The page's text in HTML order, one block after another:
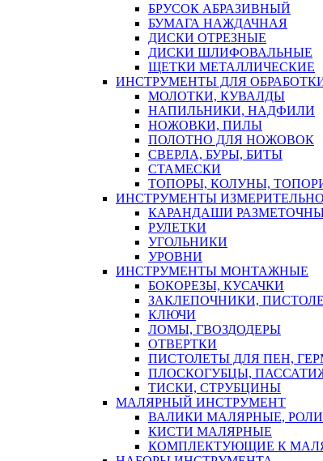
БРУСОК АБРАЗИВНЫЙ
БУМАГА НАЖДАЧНАЯ
ДИСКИ ОТРЕЗНЫЕ
ДИСКИ ШЛИФОВАЛЬНЫЕ
ЩЕТКИ МЕТАЛЛИЧЕСКИЕ
ИНСТРУМЕНТЫ ДЛЯ
МОЛОТКИ, КУВАЛДЫ
НАПИЛЬНИКИ, НАДФИЛИ
НОЖОВКИ, ПИЛЫ
ПОЛОТНО ДЛЯ НОЖОВОК
СВЕРЛА, БУРЫ, БИТЫ
СТАМЕСКИ
ТОПОРЫ, КОЛУНЫ,
ИНСТРУМЕНТЫ
КАРАНДАШИ
РУЛЕТКИ
УГОЛЬНИКИ
УРОВНИ
ИНСТРУМЕНТЫ МОНТАЖНЫЕ
БОКОРЕЗЫ, КУСАЧКИ
ЗАКЛЕПОЧНИКИ,
КЛЮЧИ
ЛОМЫ, ГВОЗДОДЕРЫ
ОТВЕРТКИ
ПИСТОЛЕТЫ ДЛЯ ПЕН,
ПЛОСКОГУБЦЫ,
ТИСКИ, СТРУБЦИНЫ
МАЛЯРНЫЙ ИНСТРУМЕНТ
ВАЛИКИ МАЛЯРНЫЕ,
КИСТИ МАЛЯРНЫЕ
КОМПЛЕКТУЮЩИЕ К